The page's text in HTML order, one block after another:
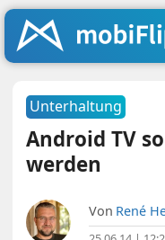
Unterhaltung
Android TV
werden
Von René